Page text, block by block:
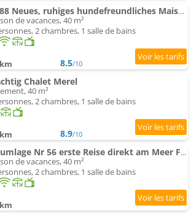
Nr 88 Neues, ruhiges hundefreundliches Maison de vacances direkt am Wattenmeer, komplett eingezäunt
de vacances, 40 m²
2 chambres, 1 salle de bains
8.5/10
Chalet Merel
40 m²
2 chambres, 1 salle de bains
8.9/10
Traumlage Nr 56 erste Reise direkt am Meer Fertigstellung März 23 eingezäunt, ruhig, phantastische N
de vacances, 40 m²
2 chambres, 1 salle de bains